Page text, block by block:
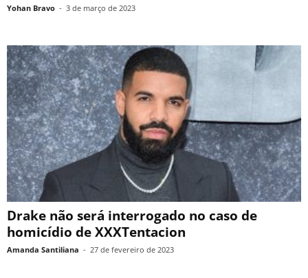
Yohan Bravo - 3 de março de 2023
Drake não será interrogado no caso de
homicídio de XXXTentacion
Amanda Santiliana - 27 de fevereiro de 2023